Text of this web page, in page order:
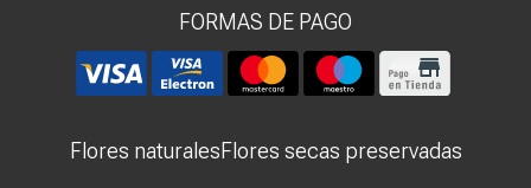
FORMAS DE PAGO
Flores naturalesFlores secas preservadas